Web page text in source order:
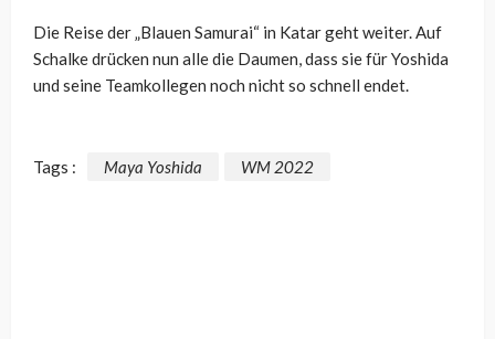
Die Reise der „Blauen Samurai“ in Katar geht weiter. Auf
Schalke drücken nun alle die Daumen, dass sie für Yoshida
und seine Teamkollegen noch nicht so schnell endet.
Tags : Maya Yoshida WM 2022